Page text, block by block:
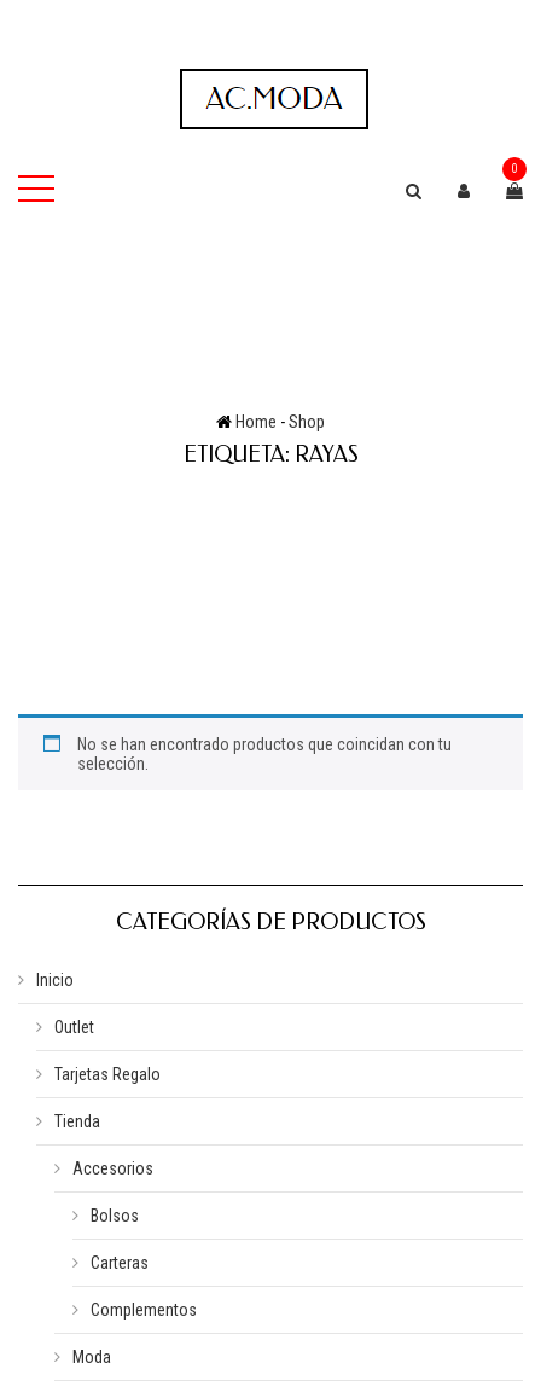
0
Home -Shop
ETIQUETA: RAYAS
No se han encontrado productos que coincidan con tu
selección.
CATEGORÍAS DE PRODUCTOS
Inicio
Outlet
Tarjetas Regalo
Tienda
Accesorios
Bolsos
Carteras
Complementos
Moda